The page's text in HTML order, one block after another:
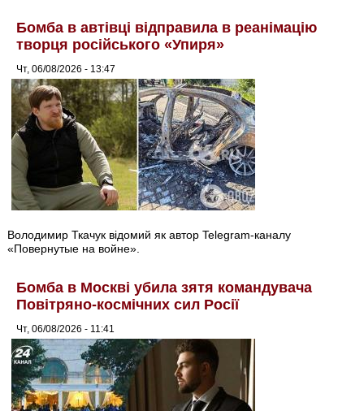
Бомба в автівці відправила в реанімацію
творця російського «Упиря»
Чт, 06/08/2026 - 13:47
Володимир Ткачук відомий як автор Telegram-каналу
«Повернутые на войне».
Бомба в Москві убила зятя командувача
Повітряно-космічних сил Росії
Чт, 06/08/2026 - 11:41